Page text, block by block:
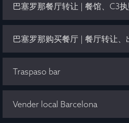
Traspaso bar
Vender local Barcelona